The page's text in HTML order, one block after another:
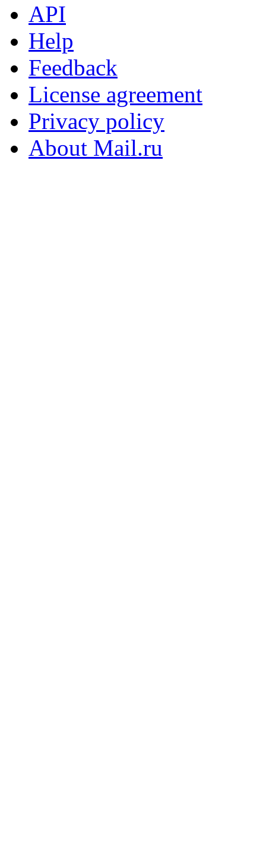
API
Help
Feedback
License agreement
Privacy policy
About Mail.ru